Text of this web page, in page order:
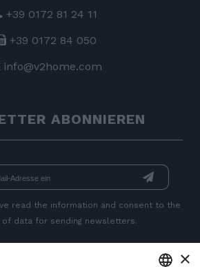
+39 0172 81 24 11
+39 0172 84 050
info@v2home.com
ABONNIEREN
read the information and consent to the
of data for sending newsletters.
×